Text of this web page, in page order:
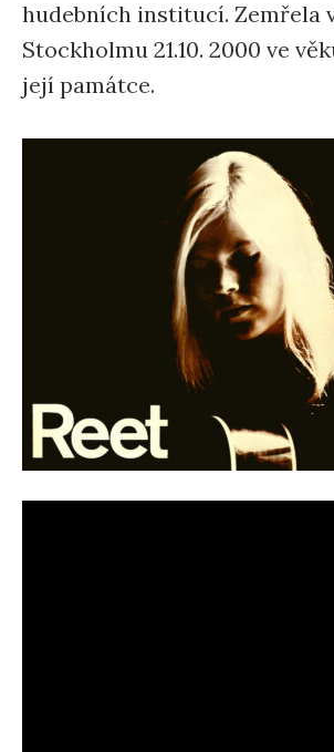
hudebních institucí. Zemřela
Stockholmu 21.10. 2000 ve
její památce.